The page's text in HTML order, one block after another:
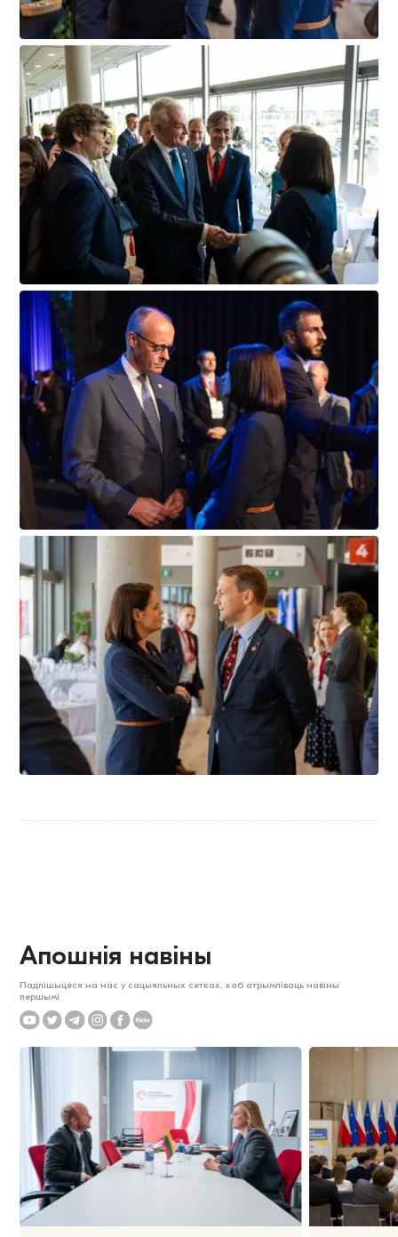
Апошнія навіны
Падпішыцеся на нас у сацыяльных сетках, каб атрымліваць навіны
першымі